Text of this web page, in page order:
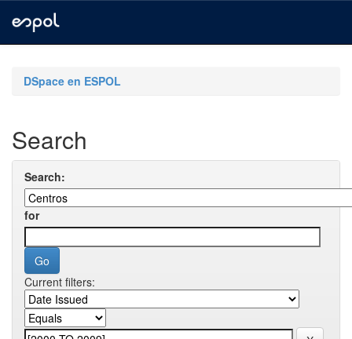
navigationDSpace en ESPOL
Search
Search:
for
Current filters: